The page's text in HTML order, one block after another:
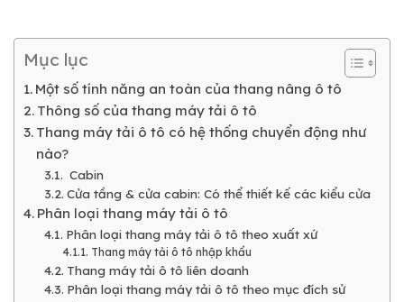
Mục lục
Một số tính năng an toàn của thang nâng ô tô
Thông số của thang máy tải ô tô
Thang máy tải ô tô có hệ thống chuyển động như
nào?
Cabin
Cửa tầng & cửa cabin: Có thể thiết kế các kiểu cửa
Phân loại thang máy tải ô tô
Phân loại thang máy tải ô tô theo xuất xứ
Thang máy tải ô tô nhập khẩu
Thang máy tải ô tô liên doanh
Phân loại thang máy tải ô tô theo mục đích sử